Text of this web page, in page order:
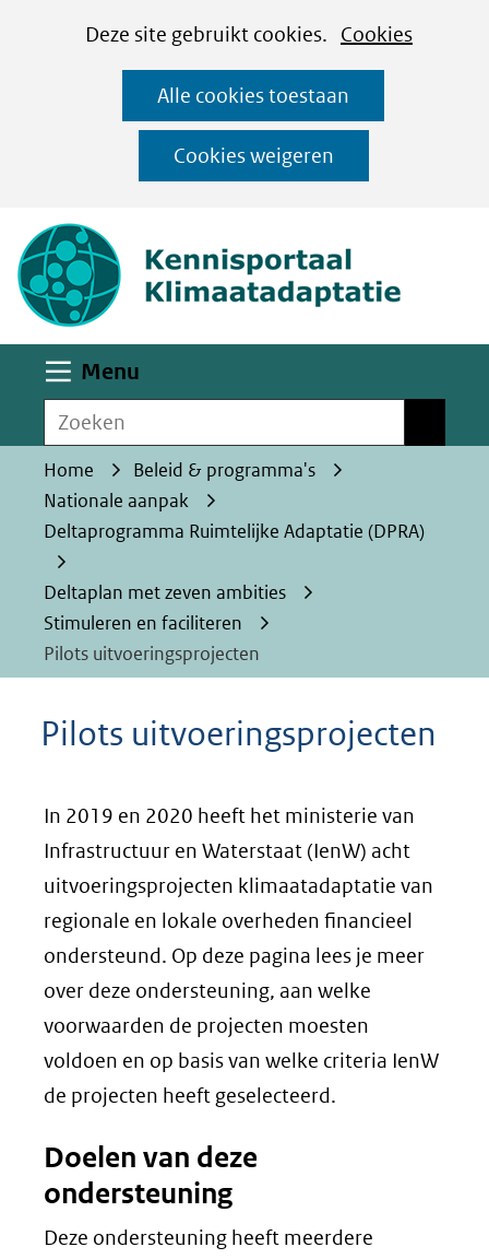
CookiesDeze site gebruikt cookies. Cookies
op
deze
website
worden
toegestaan
geweigerd.
Alle cookies toestaan
Cookies weigeren
Ga
naar
de
inhoud
Menu
Zoeken
Home
Beleid & programma's
Nationale aanpak
Deltaprogramma Ruimtelijke Adaptatie (DPRA)
Deltaplan met zeven ambities
Stimuleren en faciliteren
Pilots uitvoeringsprojecten
Pilots uitvoeringsprojecten
In 2019 en 2020 heeft het ministerie van
Infrastructuur en Waterstaat (IenW) acht
uitvoeringsprojecten klimaatadaptatie van
regionale en lokale overheden financieel
ondersteund. Op deze pagina lees je meer
over deze ondersteuning, aan welke
voorwaarden de projecten moesten
voldoen en op basis van welke criteria IenW
de projecten heeft geselecteerd.
Doelen van deze
ondersteuning
Deze ondersteuning heeft meerdere